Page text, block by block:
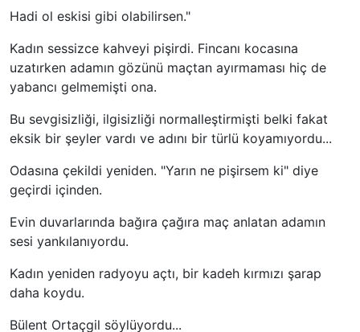
Hadi ol eskisi gibi olabilirsen."
Kadın sessizce kahveyi pişirdi. Fincanı kocasına
uzatırken adamın gözünü maçtan ayırmaması hiç de
yabancı gelmemişti ona.
Bu sevgisizliği, ilgisizliği normalleştirmişti belki fakat
eksik bir şeyler vardı ve adını bir türlü koyamıyordu...
Odasına çekildi yeniden. "Yarın ne pişirsem ki" diye
geçirdi içinden.
Evin duvarlarında bağıra çağıra maç anlatan adamın
sesi yankılanıyordu.
Kadın yeniden radyoyu açtı, bir kadeh kırmızı şarap
daha koydu.
Bülent Ortaçgil söylüyordu...